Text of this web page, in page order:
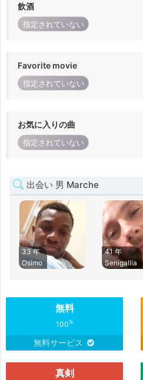
飲酒
指定されていない
Favorite movie
指定されていない
お気に入りの曲
指定されていない
出会い 男 Marche
33 年
Osimo
41 年
Senigallia
無料
100%
無料サービス
真剣